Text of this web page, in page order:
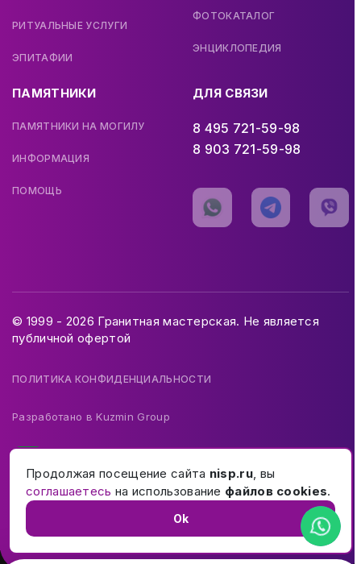
РИТУАЛЬНЫЕ УСЛУГИ
ЭПИТАФИИ
ФОТОКАТАЛОГ
ЭНЦИКЛОПЕДИЯ
ПАМЯТНИКИ
ПАМЯТНИКИ НА МОГИЛУ
ИНФОРМАЦИЯ
ПОМОЩЬ
ДЛЯ СВЯЗИ
8 495 721-59-98
8 903 721-59-98
© 1999 - 2026 Гранитная мастерская. Не является
публичной офертой
ПОЛИТИКА КОНФИДЕНЦИАЛЬНОСТИ
Разработано вKuzmin Group
Продолжая посещение сайта nisp.ru, вы
соглашаетесь на использование файлов cookies.
Ok